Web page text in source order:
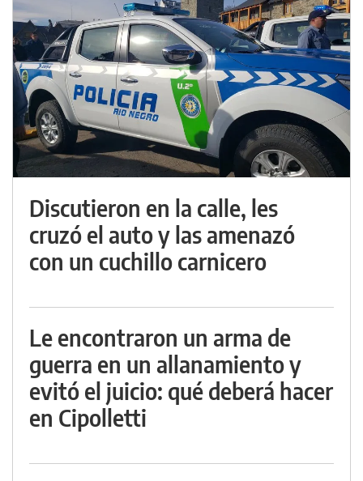
Discutieron en la calle, les
cruzó el auto y las amenazó
con un cuchillo carnicero
Le encontraron un arma de
guerra en un allanamiento y
evitó el juicio: qué deberá hacer
en Cipolletti